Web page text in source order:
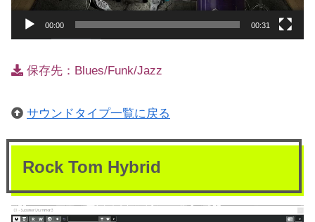
00:00 00:31
保存先：Blues/Funk/Jazz
サウンドタイプ一覧に戻る
Rock Tom Hybrid
動